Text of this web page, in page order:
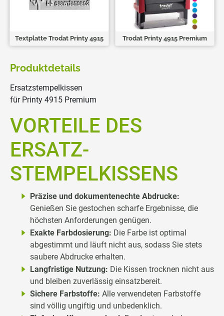
Textplatte Trodat Printy 4915 Trodat Printy 4915 Premium
Produktdetails
Ersatzstempelkissen
für Printy 4915 Premium
VORTEILE DES
ERSATZ-
STEMPELKISSENS
Präzise und dokumentenechte Abdrucke:
Genießen Sie gestochen scharfe Ergebnisse, die
höchsten Anforderungen genügen.
Exakte Farbdosierung: Die Farbe ist optimal
abgestimmt und läuft nicht aus, sodass Sie stets
saubere Abdrucke erhalten.
Langfristige Nutzung: Die Kissen trocknen nicht aus
und bleiben zuverlässig einsatzbereit.
Sichere Farbstoffe: Alle verwendeten Farbstoffe
sind völlig ungiftig und unbedenklich.